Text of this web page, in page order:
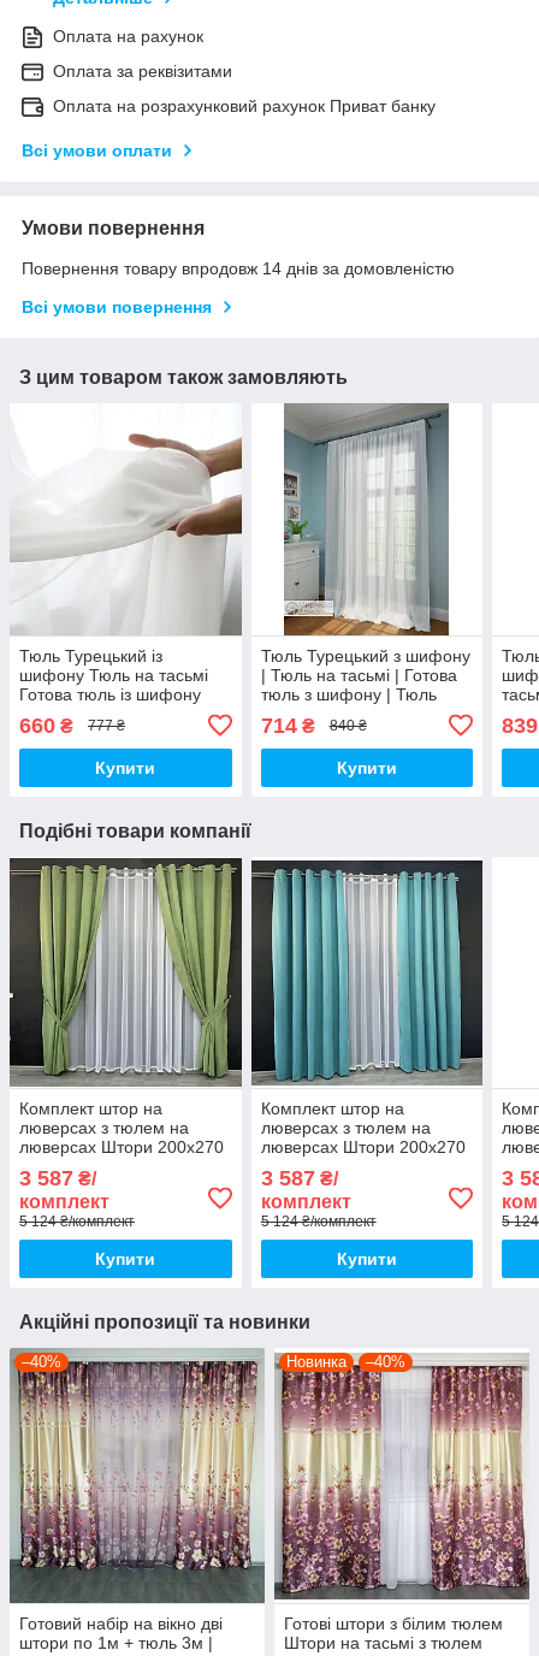
Оплата на рахунок
Оплата за реквізитами
Оплата на розрахунковий рахунок Приват банку
Всі умови оплати
Умови повернення
Повернення товару впродовж 14 днів за домовленістю
Всі умови повернення
З цим товаром також замовляють
Тюль Турецький із
шифону Тюль на тасьмі
Готова тюль із шифону
Тюль 300x270 Гардина із
шифону Білий тюль
660 ₴ 777 ₴
Купити
Тюль Турецький з шифону
| Тюль на тасьмі | Готова
тюль з шифону | Тюль
шифону Білий тюль
714₴ 840 ₴
Купити
839
Подібні товари компанії
Комплект штор на
люверсах з тюлем на
люверсах Штори 200х270
+ тюль 500х270 Штори з
підхопленнями Колір
Фісташковий
3 587 ₴/
комплект
5 124 ₴/комплект
Купити
Комплект штор на
люверсах з тюлем на
люверсах Штори 200х270
+ тюль 500х270 Штори з
підхопленнями Колір
Бірюзовий
3 587₴/
комплект
5 124 ₴/комплект
Купити
+
3
5
Акційні пропозиції та новинки
–40%
Готовий набір на вікно дві
штори по 1м + тюль 3м |
Новинка –40%
Готові штори з білим тюлем
Штори на тасьмі з тюлем